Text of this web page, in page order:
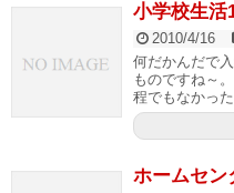
小学校生活
2010/4/16
何だかんだで
ものですね～
程でもなかっ
ホームセ